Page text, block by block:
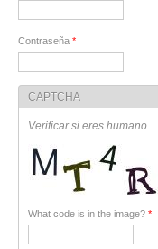
Contraseña *
CAPTCHA
Verificar si eres humano
What code is in the image? *